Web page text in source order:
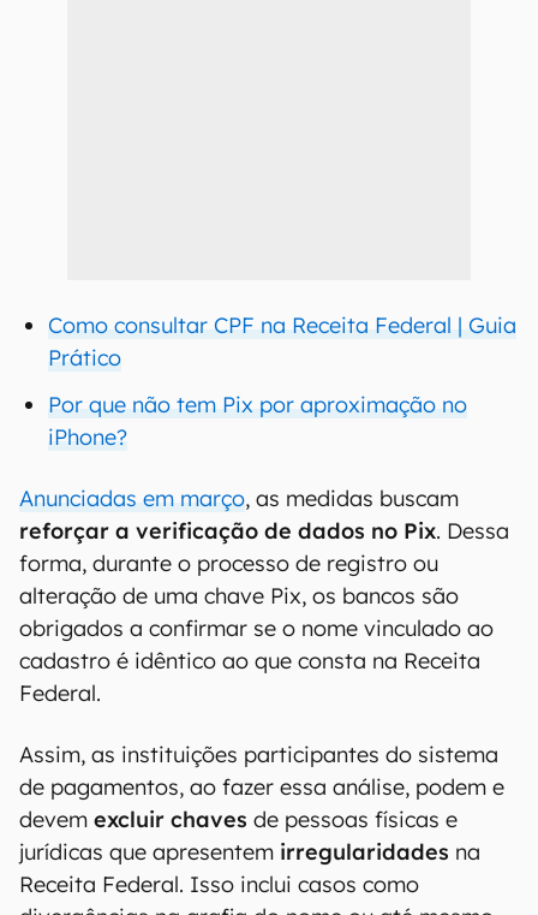
Como consultar CPF na Receita Federal | Guia
Prático
Por que não tem Pix por aproximação no
iPhone?
Anunciadas em março, as medidas buscam
reforçar a verificação de dados no Pix. Dessa
forma, durante o processo de registro ou
alteração de uma chave Pix, os bancos são
obrigados a confirmar se o nome vinculado ao
cadastro é idêntico ao que consta na Receita
Federal.
Assim, as instituições participantes do sistema
de pagamentos, ao fazer essa análise, podem e
devem excluir chaves de pessoas físicas e
jurídicas que apresentem irregularidades na
Receita Federal. Isso inclui casos como